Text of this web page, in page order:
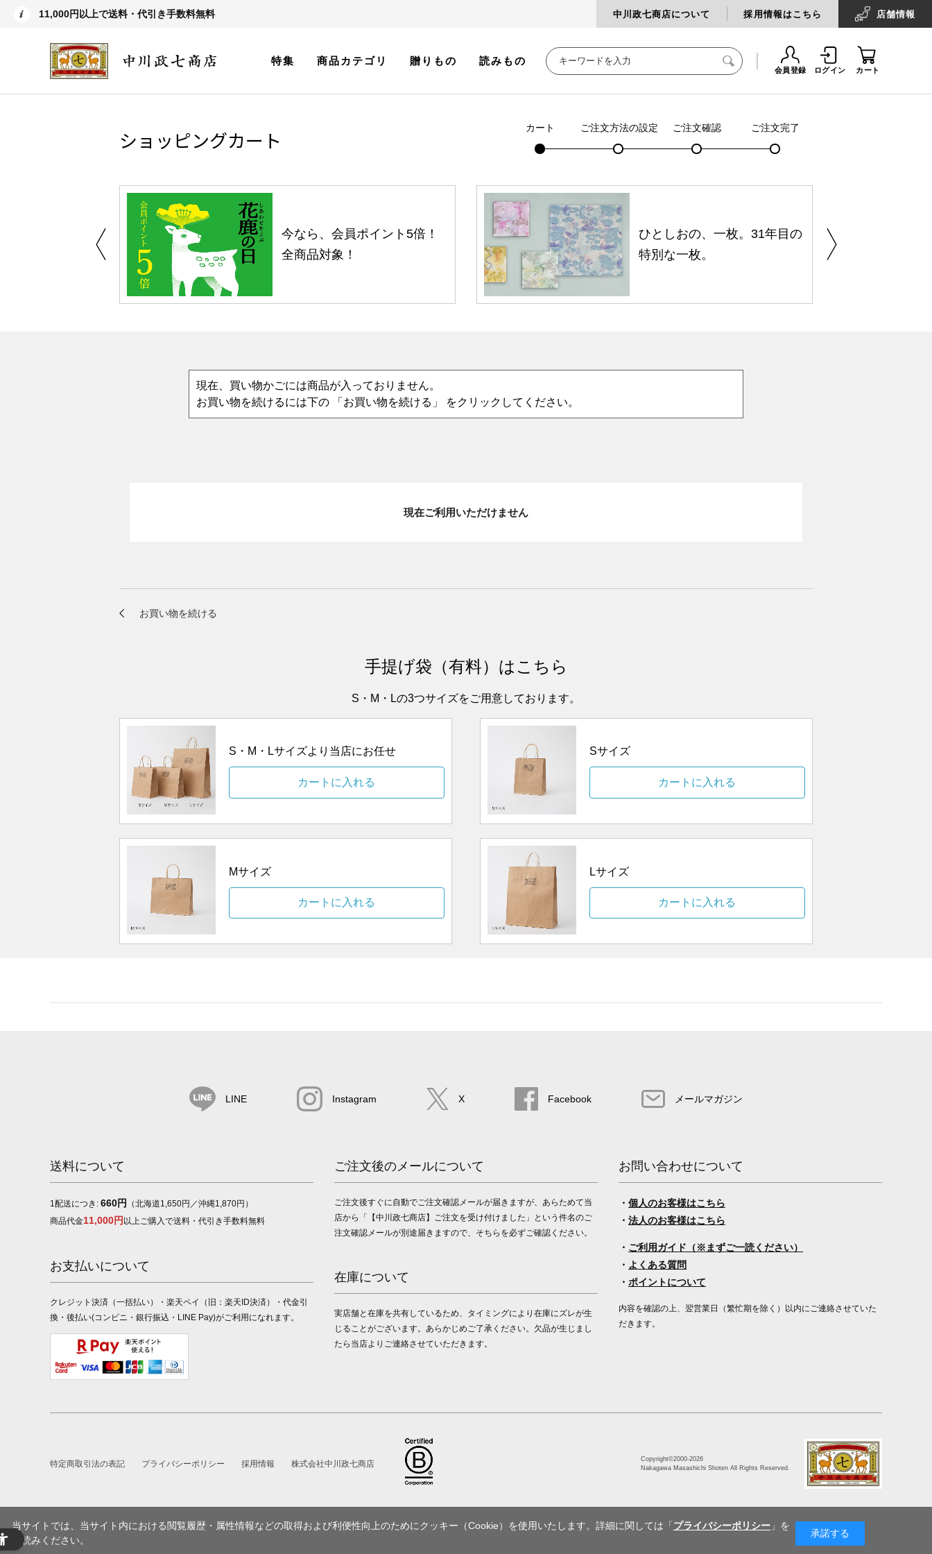
11,000円以上で送料・代引き手数料無料 中川政七商店について 採用情報はこちら 店舗情報
特集 商品カテゴリ 贈りもの 読みもの
会員登録 ログイン カート
ショッピングカート カート ご注文方法の設定 ご注文確認 ご注文完了
今なら、会員ポイント5倍！
全商品対象！
ひとしおの、一枚。31年目の
特別な一枚。
現在、買い物かごには商品が入っておりません。
お買い物を続けるには下の 「お買い物を続ける」 をクリックしてください。
現在ご利用いただけません
手提げ袋（有料）はこちら
S・M・Lの3つサイズをご用意しております。
S・M・Lサイズより当店にお任せ
カートに入れる
Sサイズ
カートに入れる
Mサイズ
カートに入れる
Lサイズ
カートに入れる
LINE Instagram X Facebook メールマガジン
送料について
1配送につき: 660円
（北海道1,650円／沖縄1,870円）
商品代金11,000円 以上ご購入で送料・代引き手数料無料
お支払いについて
クレジット決済（一括払い）・楽天ペイ（旧：楽天ID決済）・代金引
換・後払い(コンビニ・銀行振込・LINE Pay)がご利用になれます。
ご注文後のメールについて
ご注文後すぐに自動でご注文確認メールが届きますが、あらためて当
店から「【中川政七商店】ご注文を受け付けました」という件名のご
注文確認メールが別途届きますので、そちらを必ずご確認ください。
在庫について
実店舗と在庫を共有しているため、タイミングにより在庫にズレが生
じることがございます。あらかじめご了承ください。欠品が生じまし
たら当店よりご連絡させていただきます。
お問い合わせについて
・ 個人のお客様はこちら
・ 法人のお客様はこちら
・ ご利用ガイド（※まずご一読ください）
・ よくある質問
・ ポイントについて
内容を確認の上、翌営業日（繁忙期を除く）以内にご連絡させていた
だきます。
特定商取引法の表記 プライバシーポリシー 採用情報 株式会社中川政七商店 Copyright©2000-2026
Nakagawa Masashichi Shoten All Rights Reserved.
当サイトでは、当サイト内における閲覧履歴・属性情報などの取得および利便性向上のためにクッキー（Cookie）を使用いたします。詳細に関しては「 プライバシーポリシー」を
お読みください。
承諾する